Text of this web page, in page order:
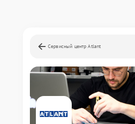
Сервисный центр Atlant